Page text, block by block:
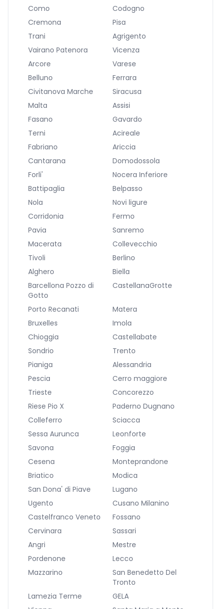
Como
Codogno
Cremona
Pisa
Trani
Agrigento
Vairano Patenora
Vicenza
Arcore
Varese
Belluno
Ferrara
Civitanova Marche
Siracusa
Malta
Assisi
Fasano
Gavardo
Terni
Acireale
Fabriano
Ariccia
Cantarana
Domodossola
Forli'
Nocera Inferiore
Battipaglia
Belpasso
Nola
Novi ligure
Corridonia
Fermo
Pavia
Sanremo
Macerata
Collevecchio
Tivoli
Berlino
Alghero
Biella
Barcellona Pozzo di
Gotto
CastellanaGrotte
Porto Recanati
Matera
Bruxelles
Imola
Chioggia
Castellabate
Sondrio
Trento
Pianiga
Alessandria
Pescia
Cerro maggiore
Trieste
Concorezzo
Riese Pio X
Paderno Dugnano
Colleferro
Sciacca
Sessa Aurunca
Leonforte
Savona
Foggia
Cesena
Monteprandone
Briatico
Modica
San Dona' di Piave
Lugano
Ugento
Cusano Milanino
Castelfranco Veneto
Fossano
Cervinara
Sassari
Angri
Mestre
Pordenone
Lecco
Mazzarino
San Benedetto Del
Tronto
Lamezia Terme
GELA